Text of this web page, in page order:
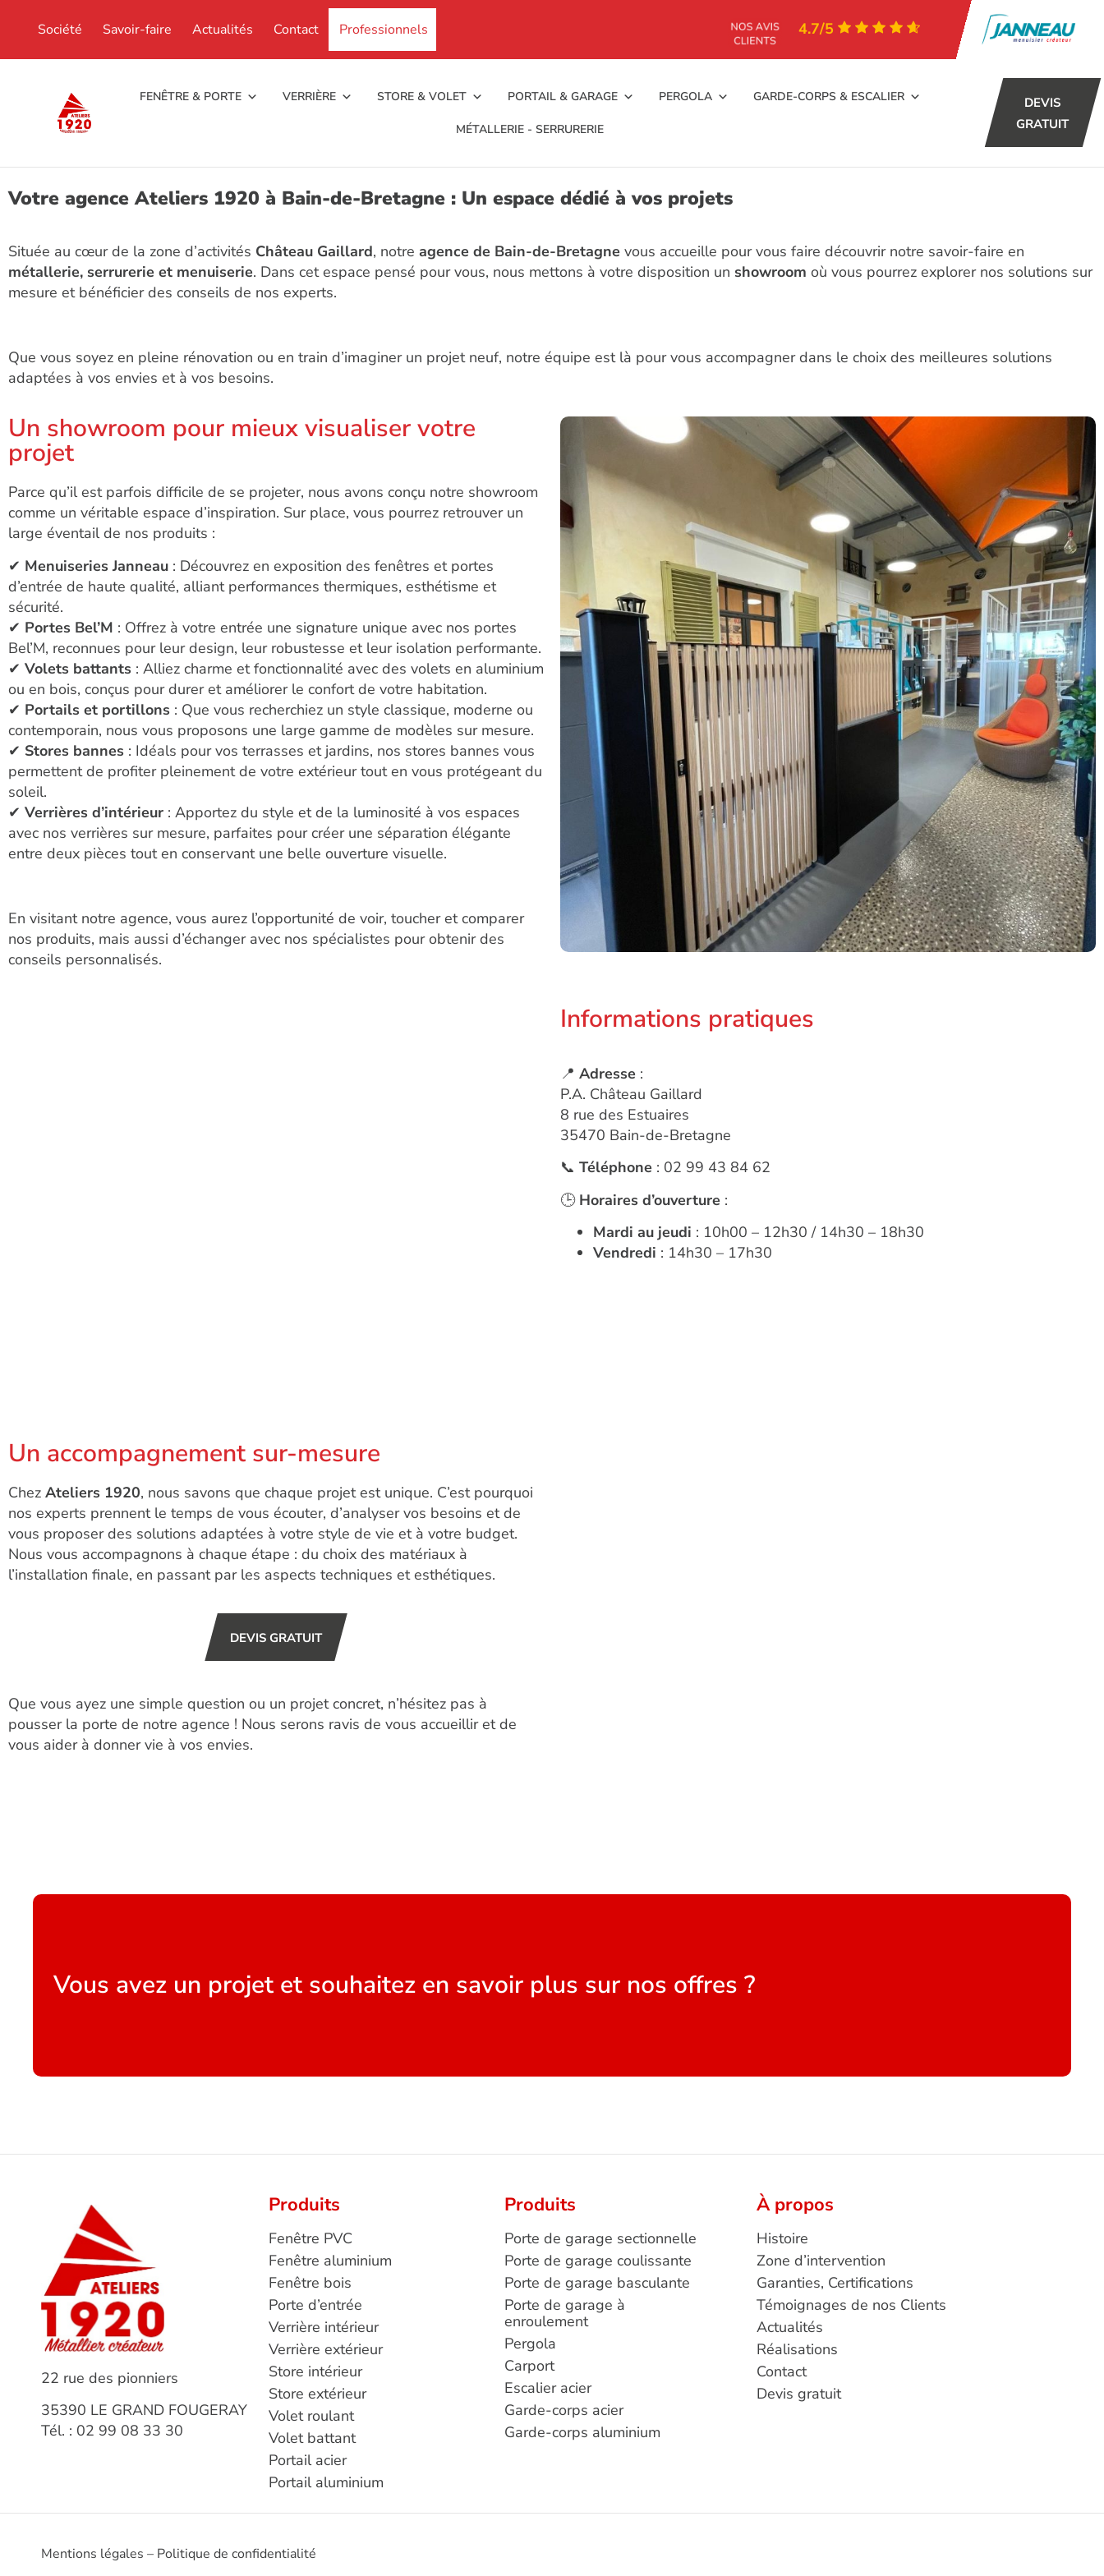
Société Savoir-faire Actualités Contact Professionnels 4.7/5
FENÊTRE & PORTE VERRIÈRE STORE & VOLET PORTAIL & GARAGE PERGOLA GARDE-CORPS & ESCALIER
MÉTALLERIE - SERRURERIE
DEVIS
GRATUIT
Votre agence Ateliers 1920 à Bain-de-Bretagne : Un espace dédié à vos projets
Située au cœur de la zone d’activités Château Gaillard, notre agence de Bain-de-Bretagne vous accueille pour vous faire découvrir notre savoir-faire en
métallerie, serrurerie et menuiserie. Dans cet espace pensé pour vous, nous mettons à votre disposition un showroom où vous pourrez explorer nos solutions sur
mesure et bénéficier des conseils de nos experts.
Que vous soyez en pleine rénovation ou en train d’imaginer un projet neuf, notre équipe est là pour vous accompagner dans le choix des meilleures solutions
adaptées à vos envies et à vos besoins.
Un showroom pour mieux visualiser votre
projet
Parce qu’il est parfois difficile de se projeter, nous avons conçu notre showroom
comme un véritable espace d’inspiration. Sur place, vous pourrez retrouver un
large éventail de nos produits :
✔ Menuiseries Janneau : Découvrez en exposition des fenêtres et portes
d’entrée de haute qualité, alliant performances thermiques, esthétisme et
sécurité.
✔ Portes Bel’M : Offrez à votre entrée une signature unique avec nos portes
Bel’M, reconnues pour leur design, leur robustesse et leur isolation performante.
✔ Volets battants : Alliez charme et fonctionnalité avec des volets en aluminium
ou en bois, conçus pour durer et améliorer le confort de votre habitation.
✔ Portails et portillons : Que vous recherchiez un style classique, moderne ou
contemporain, nous vous proposons une large gamme de modèles sur mesure.
✔ Stores bannes : Idéals pour vos terrasses et jardins, nos stores bannes vous
permettent de profiter pleinement de votre extérieur tout en vous protégeant du
soleil.
✔ Verrières d’intérieur : Apportez du style et de la luminosité à vos espaces
avec nos verrières sur mesure, parfaites pour créer une séparation élégante
entre deux pièces tout en conservant une belle ouverture visuelle.
En visitant notre agence, vous aurez l’opportunité de voir, toucher et comparer
nos produits, mais aussi d’échanger avec nos spécialistes pour obtenir des
conseils personnalisés.
Informations pratiques
📍 Adresse :
P.A. Château Gaillard
8 rue des Estuaires
35470 Bain-de-Bretagne
📞 Téléphone : 02 99 43 84 62
🕒 Horaires d’ouverture :
Mardi au jeudi : 10h00 – 12h30 / 14h30 – 18h30
Vendredi : 14h30 – 17h30
Un accompagnement sur-mesure
Chez Ateliers 1920, nous savons que chaque projet est unique. C’est pourquoi
nos experts prennent le temps de vous écouter, d’analyser vos besoins et de
vous proposer des solutions adaptées à votre style de vie et à votre budget.
Nous vous accompagnons à chaque étape : du choix des matériaux à
l’installation finale, en passant par les aspects techniques et esthétiques.
DEVIS GRATUIT
Que vous ayez une simple question ou un projet concret, n’hésitez pas à
pousser la porte de notre agence ! Nous serons ravis de vous accueillir et de
vous aider à donner vie à vos envies.
Vous avez un projet et souhaitez en savoir plus sur nos offres ?
22 rue des pionniers
35390 LE GRAND FOUGERAY
Tél. : 02 99 08 33 30
Produits
Fenêtre PVC
Fenêtre aluminium
Fenêtre bois
Porte d’entrée
Verrière intérieur
Verrière extérieur
Store intérieur
Store extérieur
Volet roulant
Volet battant
Portail acier
Portail aluminium
Produits
Porte de garage sectionnelle
Porte de garage coulissante
Porte de garage basculante
Porte de garage à
enroulement
Pergola
Carport
Escalier acier
Garde-corps acier
Garde-corps aluminium
À propos
Histoire
Zone d’intervention
Garanties, Certifications
Témoignages de nos Clients
Actualités
Réalisations
Contact
Devis gratuit
Mentions légales – Politique de confidentialité